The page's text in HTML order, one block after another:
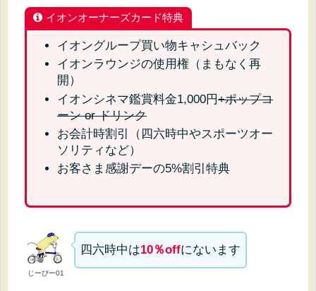
イオンオーナーズカード特典
イオングループ買い物キャシュバック
イオンラウンジの使用権（まもなく再
開）
イオンシネマ鑑賞料金1,000円+ポップコ
ーン or ドリンク
お会計時割引（四六時中やスポーツオー
ソリティなど）
お客さま感謝デーの5%割引特典
じーぴー01
四六時中は10％offにないます